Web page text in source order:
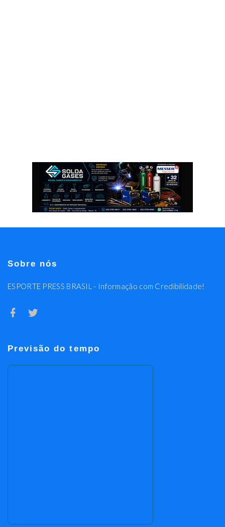
Sobre nós
ESPORTE PRESS BRASIL - Informação com Credibilidade!
Previsão do tempo